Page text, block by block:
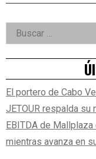
Right
Asides
Buscar:
El portero de Cabo
JETOUR respalda su
EBITDA de
mientras avanza en